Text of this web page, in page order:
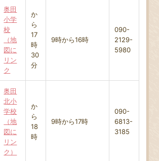
奥田
小学
校
（地
図に
リン
ク
か
ら
17
時
30
分
9時から16時
090-
2129-
5980
奥田
北小
学校
（地
図に
リン
ク）
か
ら
18
時
9時から17時
090-
6813-
3185